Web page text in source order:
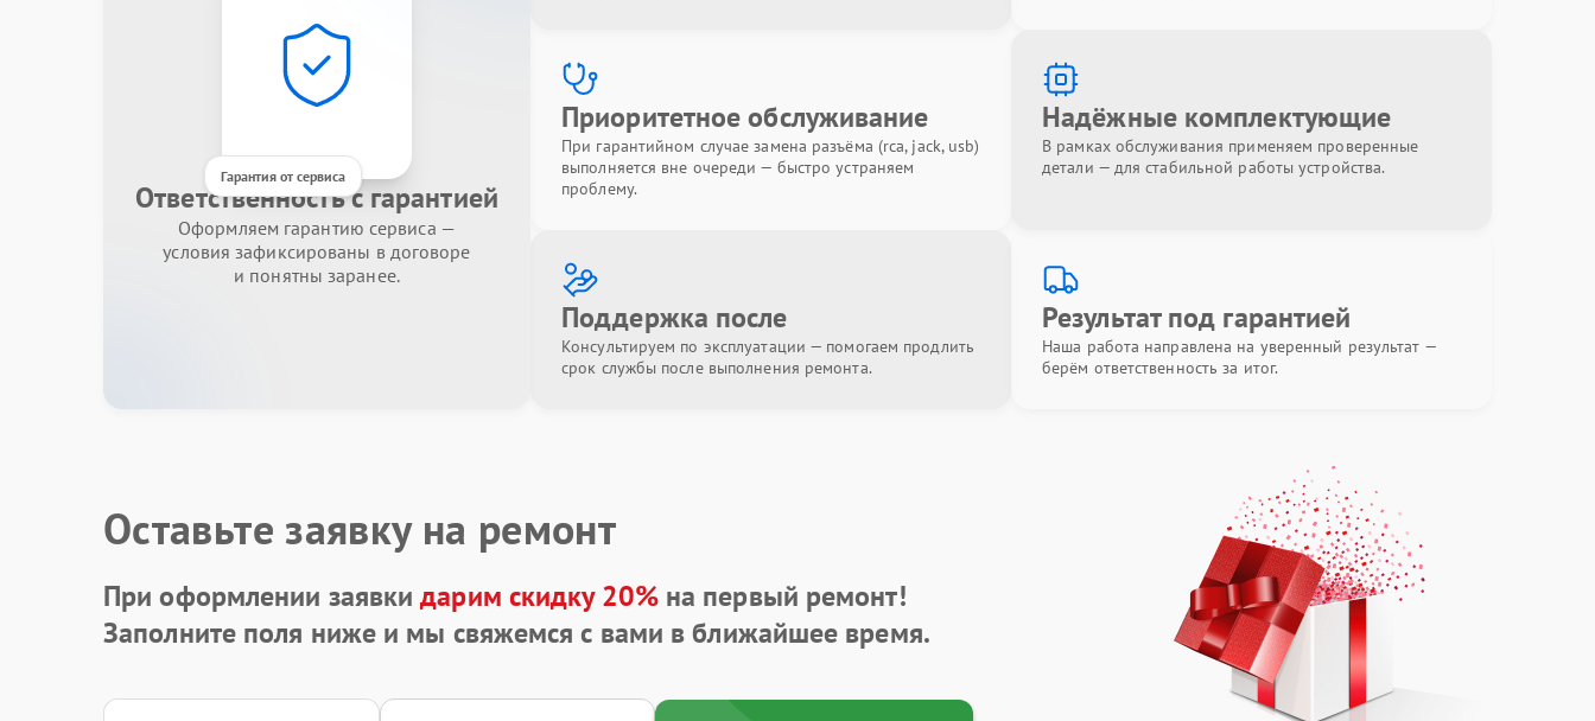
Гарантия от сервиса
Ответственность с гарантией
Оформляем гарантию сервиса —
условия зафиксированы в договоре
и понятны заранее.
Приоритетное обслуживание
При гарантийном случае замена разъёма (rca, jack, usb)
выполняется вне очереди — быстро устраняем
проблему.
Надёжные комплектующие
В рамках обслуживания применяем проверенные
детали — для стабильной работы устройства.
Поддержка после
Консультируем по эксплуатации — помогаем продлить
срок службы после выполнения ремонта.
Результат под гарантией
Наша работа направлена на уверенный результат —
берём ответственность за итог.
Оставьте заявку на ремонт
При оформлении заявкидарим скидку 20%на первый ремонт!
Заполните поля ниже и мы свяжемся с вами в ближайшее время.